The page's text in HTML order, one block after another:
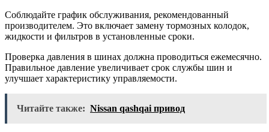
Соблюдайте график обслуживания, рекомендованный
производителем. Это включает замену тормозных колодок,
жидкости и фильтров в установленные сроки.
Проверка давления в шинах должна проводиться ежемесячно.
Правильное давление увеличивает срок службы шин и
улучшает характеристику управляемости.
Читайте также: Nissan qashqai привод